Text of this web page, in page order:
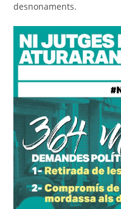
desnonaments.